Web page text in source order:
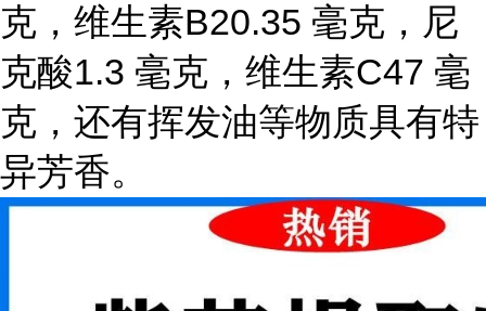
克，维生素B20.35 毫克，尼
克酸1.3 毫克，维生素C47 毫
克，还有挥发油等物质具有特
异芳香。